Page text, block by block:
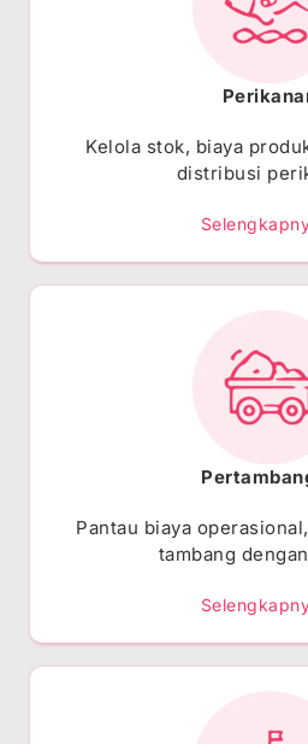
Kelola stok, biaya
distribusi
Pantau biaya
tambang